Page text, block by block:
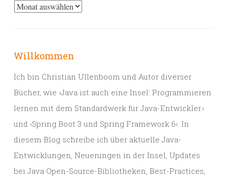
Archiv
Willkommen
Ich bin Christian Ullenboom und Autor diverser
Bücher, wie ›Java ist auch eine Insel: Programmieren
lernen mit dem Standardwerk für Java-Entwickler.‹
und ›Spring Boot 3 und Spring Framework 6‹. In
diesem Blog schreibe ich über aktuelle Java-
Entwicklungen, Neuerungen in der Insel, Updates
bei Java Open-Source-Bibliotheken, Best-Practices,